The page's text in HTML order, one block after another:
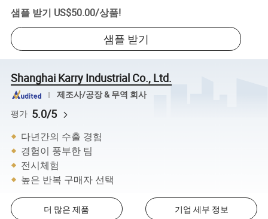
샘플 받기 US$50.00/상품!
샘플 받기
Shanghai Karry Industrial Co., Ltd.
제조사/공장 & 무역 회사
평가 5.0/5
다년간의 수출 경험
경험이 풍부한 팀
전시체험
높은 반복 구매자 선택
더 많은 제품 기업 세부 정보